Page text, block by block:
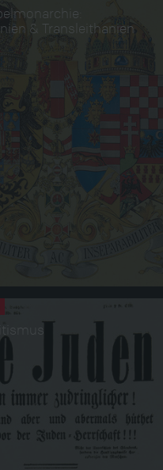
& Transleithanien